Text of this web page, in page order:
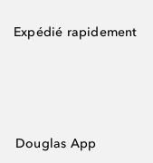
Expédié rapidement
Douglas App